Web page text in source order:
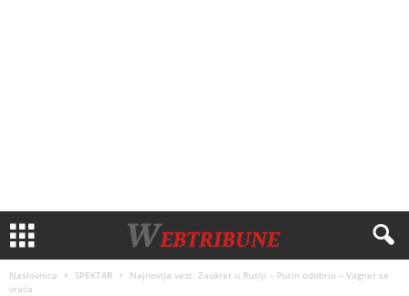
Naslovnica SPEKTAR
Najnovija vest: Zaokret u Rusiji – Putin odobrio – Vagner se
vraća